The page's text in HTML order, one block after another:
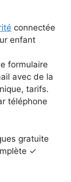
connectée
enfant
formulaire
avec de la
tarifs.
téléphone
gratuite
✓